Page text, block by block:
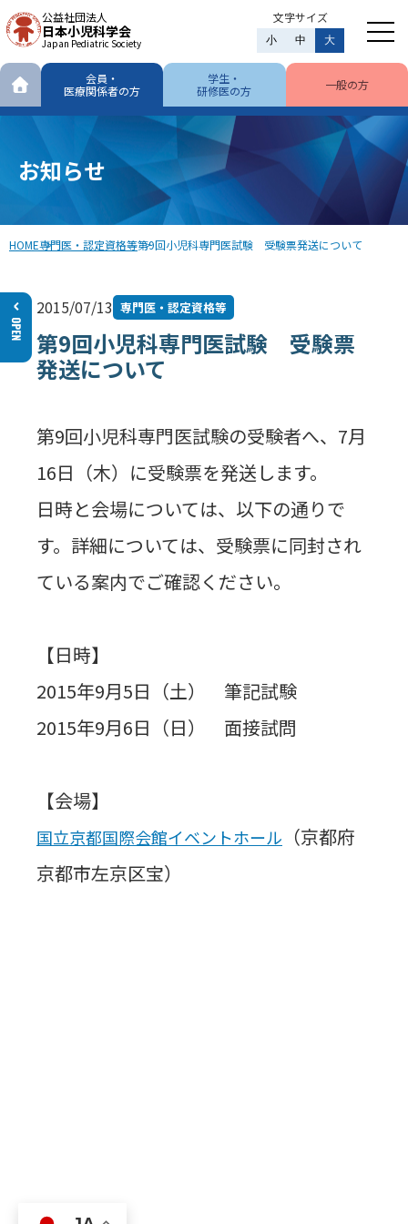
公益社団法人
日本小児科学会
Japan Pediatric Society
文字サイズ
小 中 大
会員・
医療関係者の方
学生・
研修医の方
一般の方
お知らせ
HOME専門医・認定資格等第9回小児科専門医試験 受験票発送について
2015/07/13 専門医・認定資格等
第9回小児科専門医試験 受験票
発送について
第9回小児科専門医試験の受験者へ、7月
16日（木）に受験票を発送します。
日時と会場については、以下の通りで
す。詳細については、受験票に同封され
ている案内でご確認ください。
【日時】
2015年9月5日（土） 筆記試験
2015年9月6日（日） 面接試問
【会場】
国立京都国際会館イベントホール （京都府
京都市左京区宝）